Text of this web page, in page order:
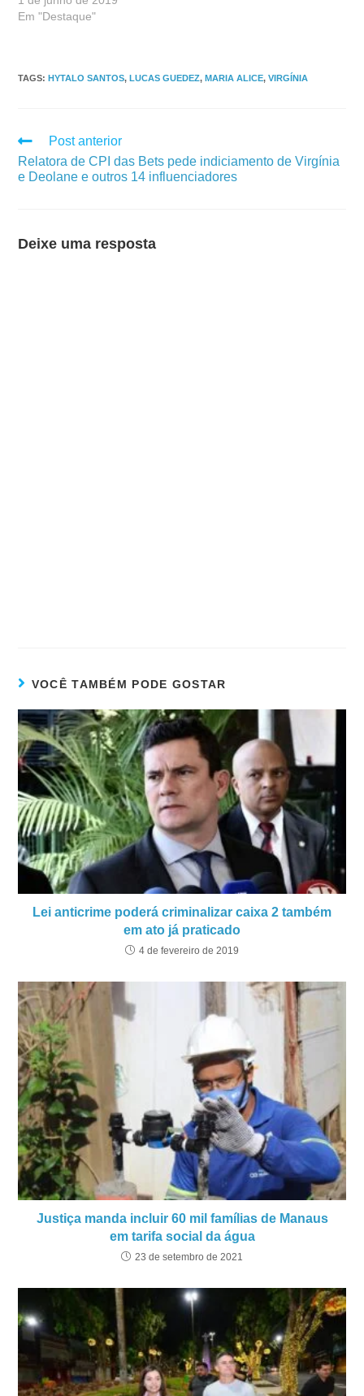
Em "Destaque"
TAGS:HYTALO SANTOS, LUCAS GUEDEZ, MARIA ALICE, VIRGÍNIA
Post anterior
Relatora de CPI das Bets pede indiciamento de Virgínia
e Deolane e outros 14 influenciadores
Deixe uma resposta
VOCÊ TAMBÉM PODE GOSTAR
Lei anticrime poderá criminalizar caixa 2 também
em ato já praticado
4 de fevereiro de 2019
Justiça manda incluir 60 mil famílias de Manaus
em tarifa social da água
23 de setembro de 2021